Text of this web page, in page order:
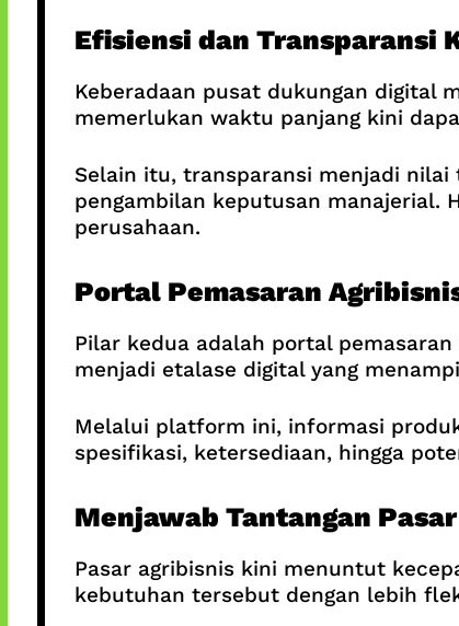
Efisiensi dan Transparansi
Keberadaan pusat dukungan digital
memerlukan waktu panjang kini
Selain itu, transparansi menjadi nilai
pengambilan keputusan manajerial.
perusahaan.
Portal Pemasaran
Pilar kedua adalah portal
menjadi etalase digital yang
Melalui platform ini, informasi
spesifikasi, ketersediaan, hingga
Menjawab Tantangan
Pasar agribisnis kini menuntut
kebutuhan tersebut dengan lebih